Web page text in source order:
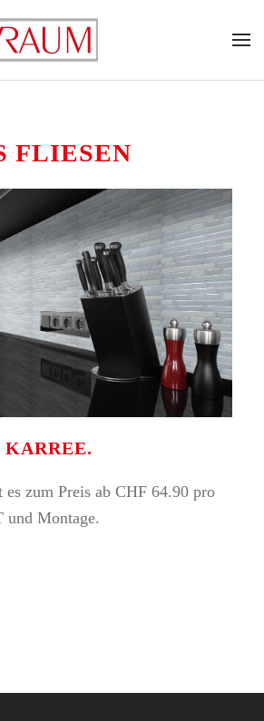
springen
FLIESEN
KARREE.
zum Preis ab CHF 64.90 pro
Montage.